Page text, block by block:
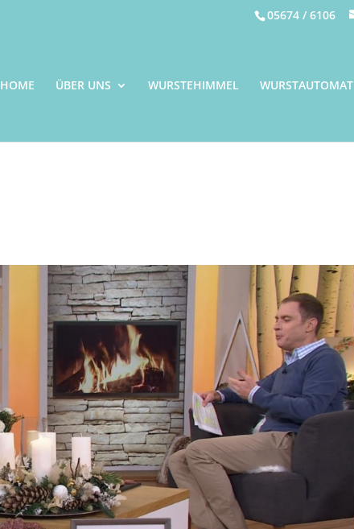
05674 / 6106
HOME ÜBER UNS WURSTEHIMMEL WURSTAUTOMAT